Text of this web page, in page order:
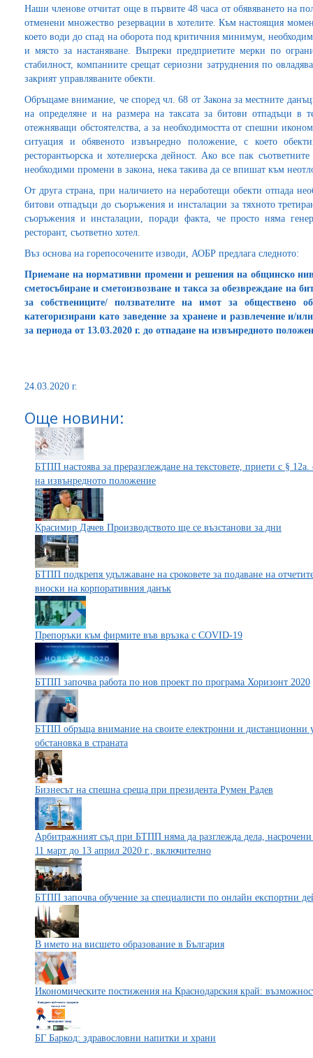
Наши членове отчитат още в първите 48 часа от обявяването на
отменени множество резервации в хотелите. Към настоящия
което води до спад на оборота под критичния минимум,
и място за настаняване. Въпреки предприетите мерки по
стабилност, компаниите срещат сериозни затруднения по
закрият управляваните обекти.
Обръщаме внимание, че според чл. 68 от Закона за местните
на определяне и на размера на таксата за битови отпадъци в
отежняващи обстоятелства, а за необходимостта от спешни
ситуация и обявеното извънредно положение, с което
ресторантьорска и хотелиерска дейност. Ако все пак
необходими промени в закона, нека такива да се впишат към
От друга страна, при наличието на неработещи обекти отпада
битови отпадъци до съоръжения и инсталации за тяхното
съоръжения и инсталации, поради факта, че просто няма
ресторант, съответно хотел.
Въз основа на горепосочените изводи, АОБР предлага следното:
Приемане на нормативни промени и решения на общинско
сметосъбиране и сметоизвозване и такса за обезвреждане на
за собствениците/ ползвателите на имот за обществено
категоризирани като заведение за хранене и развлечение и/
за периода от 13.03.2020 г. до отпадане на извънредното
24.03.2020 г.
Още новини:
БТПП настоява за преразглеждане на текстовете, приети с §
на извънредното положение
Красимир Дачев Производството ще се възстанови за дни
БТПП подкрепя удължаване на сроковете за подаване на
вноски на корпоративния данък
Препоръки към фирмите във връзка с COVID-19
БТПП започва работа по нов проект по програма Хоризонт 2020
БТПП обръща внимание на своите електронни и дистанционни
обстановка в страната
Бизнесът на спешна среща при президента Румен Радев
Арбитражният съд при БТПП няма да разглежда дела, насрочени
11 март до 13 април 2020 г., включително
БТПП започва обучение за специалисти по онлайн експортни
В името на висшето образование в България
Икономическите постижения на Краснодарския край:
БГ Баркод: здравословни напитки и храни